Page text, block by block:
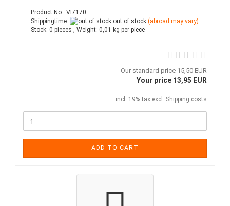
Product No.: VI7170
Shippingtime:
out of stock (abroad may vary)
Stock: 0 pieces , Weight: 0,01 kg per piece
Our standard price 15,50 EUR
Your price 13,95 EUR
incl. 19% tax excl. Shipping costs
ADD TO CART